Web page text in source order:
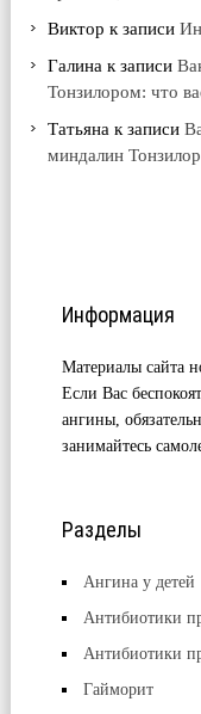
Виктор к записи
Галина к записи
Тонзилором: что
Татьяна к записи
миндалин
Информация
Материалы сайта
Если Вас
ангины,
занимайтесь
Разделы
Ангина у детей
Антибиотики
Антибиотики
Гайморит